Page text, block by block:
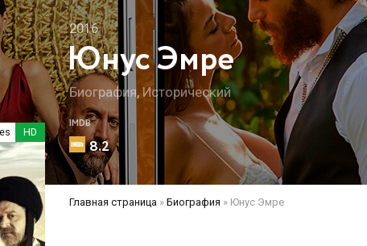
Юнус Эмре
HD
2016
Биография, Исторический
IMDB
8.2
Главная страница » Биография » Юнус Эмре